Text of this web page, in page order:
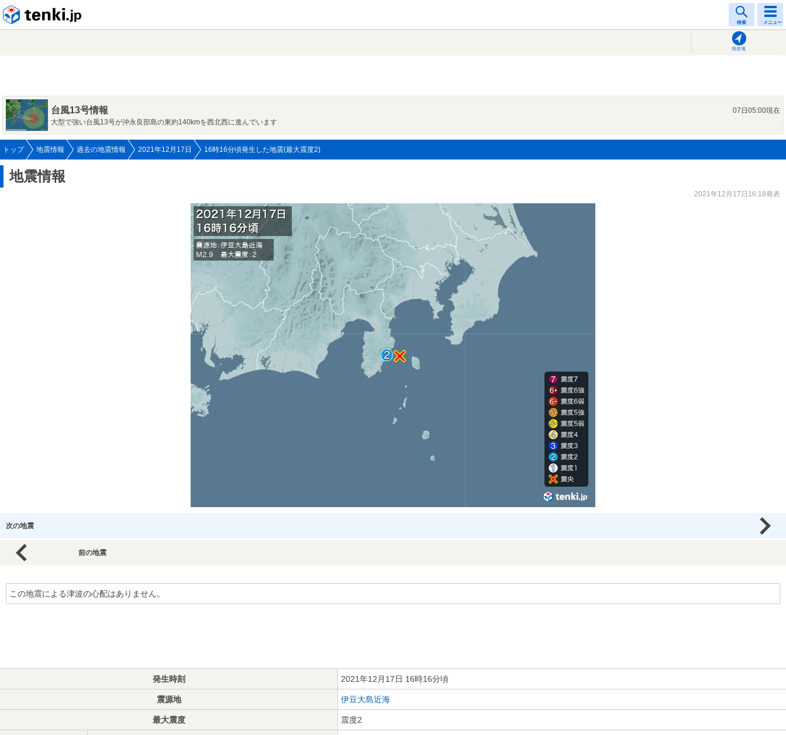
検索 メニュー
現在地
台風13号情報
07日05:00現在
大型で強い台風13号が沖永良部島の東約140kmを西北西に進んでいます
トップ 地震情報 過去の地震情報 2021年12月17日 16時16分頃発生した地震(最大震度2)
地震情報
2021年12月17日16:18発表
次の地震
前の地震
この地震による津波の心配はありません。
発生時刻 2021年12月17日 16時16分頃
震源地 伊豆大島近海
最大震度 震度2